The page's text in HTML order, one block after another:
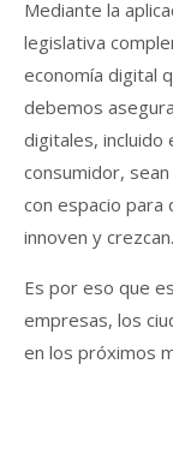
Mediante la
legislativa
economía digital
debemos
digitales, incluido
consumidor,
con espacio
innoven y crezcan.
Es por eso que
empresas, los
en los próximos